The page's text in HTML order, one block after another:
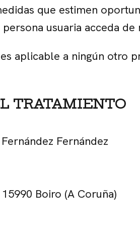
que estimen
usuaria acceda
aplicable a ningún otro
TRATAMIENTO
Fernández
Boiro (A Coruña)